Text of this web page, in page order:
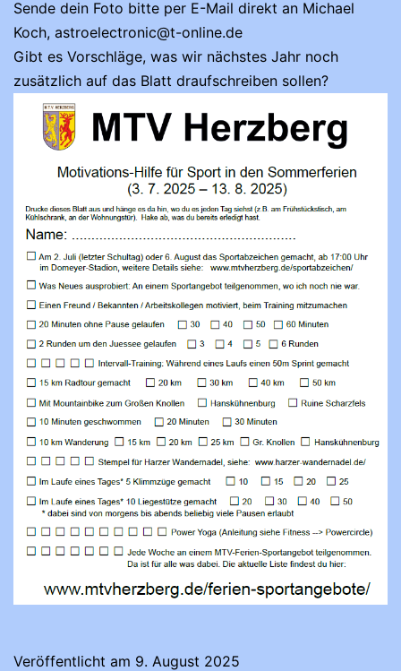
Sende dein Foto bitte per E-Mail direkt an Michael
Koch, astroelectronic@t-online.de
Gibt es Vorschläge, was wir nächstes Jahr noch
zusätzlich auf das Blatt draufschreiben sollen?
Veröffentlicht am 9. August 2025